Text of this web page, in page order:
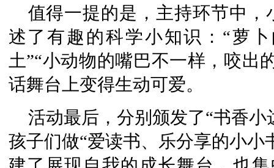
值得一提的是，主持环节中
述了有趣的科学小知识：“萝
土”“小动物的嘴巴不一样，咬出
话舞台上变得生动可爱。
活动最后，分别颁发了“书香
孩子们做“爱读书、乐分享的小